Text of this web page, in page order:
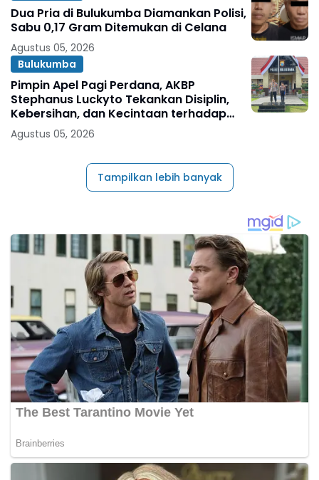
Dua Pria di Bulukumba Diamankan Polisi,
Sabu 0,17 Gram Ditemukan di Celana
Agustus 05, 2026
Bulukumba
Pimpin Apel Pagi Perdana, AKBP
Stephanus Luckyto Tekankan Disiplin,
Kebersihan, dan Kecintaan terhadap
Organisasi
Agustus 05, 2026
Tampilkan lebih banyak